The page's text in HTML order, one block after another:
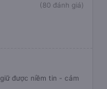
(80 đánh giá)
được niềm tin - cảm